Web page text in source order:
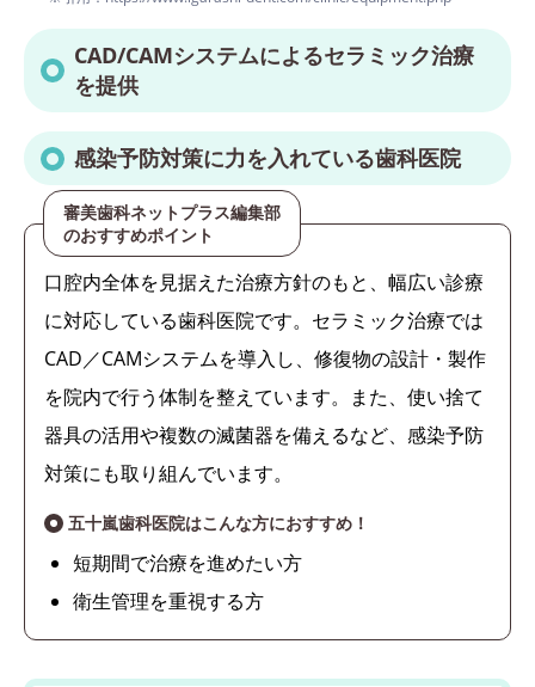
CAD/CAMシステムによるセラミック治療
を提供
感染予防対策に力を入れている歯科医院
審美歯科ネットプラス編集部
のおすすめポイント
口腔内全体を見据えた治療方針のもと、幅広い診療
に対応している歯科医院です。セラミック治療では
CAD／CAMシステムを導入し、修復物の設計・製作
を院内で行う体制を整えています。また、使い捨て
器具の活用や複数の滅菌器を備えるなど、感染予防
対策にも取り組んでいます。
五十嵐歯科医院はこんな方におすすめ！
短期間で治療を進めたい方
衛生管理を重視する方